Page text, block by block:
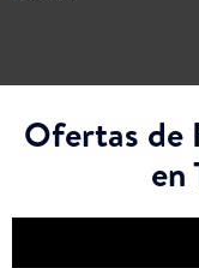
Ofertas de
en